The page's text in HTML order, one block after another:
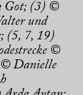
Got; (3) ©
und
(5, 7, 19)
©
© Danielle